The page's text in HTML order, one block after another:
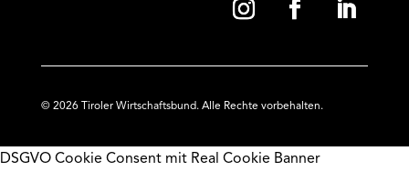
© 2026 Tiroler Wirtschaftsbund. Alle Rechte vorbehalten.
DSGVO Cookie Consent mit Real Cookie Banner